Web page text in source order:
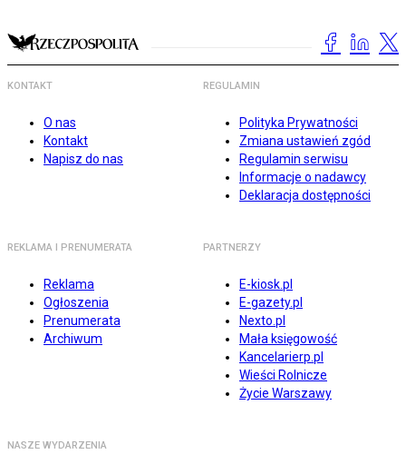
KONTAKT
O nas
Kontakt
Napisz do nas
REGULAMIN
Polityka Prywatności
Zmiana ustawień zgód
Regulamin serwisu
Informacje o nadawcy
Deklaracja dostępności
REKLAMA I PRENUMERATA
Reklama
Ogłoszenia
Prenumerata
Archiwum
PARTNERZY
E-kiosk.pl
E-gazety.pl
Nexto.pl
Mała księgowość
Kancelarierp.pl
Wieści Rolnicze
Życie Warszawy
NASZE WYDARZENIA